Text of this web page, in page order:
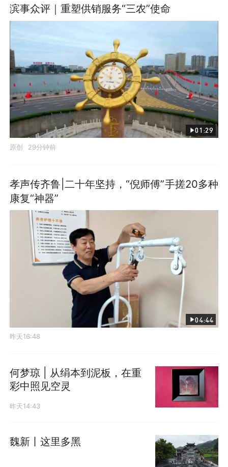
滨事众评｜重塑供销服务“三农”使命
01:29
原创 29分钟前
孝声传齐鲁|二十年坚持，“倪师傅”手搓20多种
康复“神器”
04:44
昨天16:48
何梦琼 | 从绢本到泥板，在重
彩中照见空灵
昨天14:43
魏新丨这里多黑